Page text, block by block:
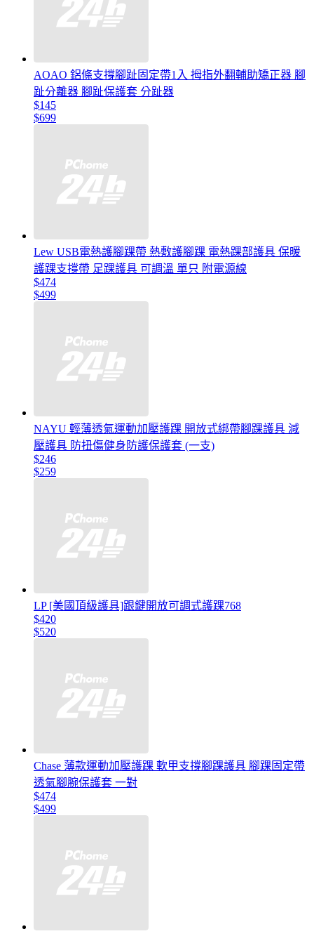
AOAO 鋁條支撐腳趾固定帶1入 拇指外翻輔助矯正器 腳
趾分離器 腳趾保護套 分趾器
$145
$699
Lew USB電熱護腳踝帶 熱敷護腳踝 電熱踝部護具 保暖
護踝支撐帶 足踝護具 可調溫 單只 附電源線
$474
$499
NAYU 輕薄透氣運動加壓護踝 開放式綁帶腳踝護具 減
壓護具 防扭傷健身防護保護套 (一支)
$246
$259
LP [美國頂級護具]跟鍵開放可調式護踝768
$420
$520
Chase 薄款運動加壓護踝 軟甲支撐腳踝護具 腳踝固定帶
透氣腳腕保護套 一對
$474
$499